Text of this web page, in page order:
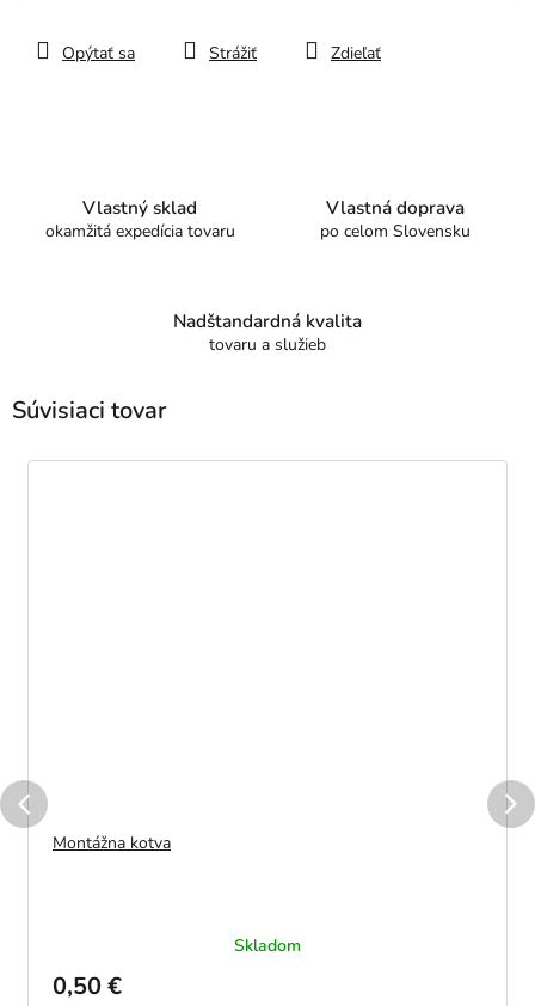
Opýtať sa Strážiť Zdieľať
Vlastný sklad
okamžitá expedícia tovaru
Vlastná doprava
po celom Slovensku
Nadštandardná kvalita
tovaru a služieb
Súvisiaci tovar
Montážna kotva
Skladom
0,50 €